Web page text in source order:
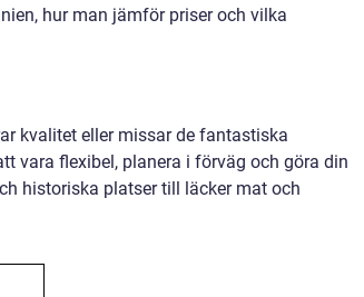
hur man jämför priser och vilka
kvalitet eller missar de fantastiska
vara flexibel, planera i förväg och göra din
historiska platser till läcker mat och